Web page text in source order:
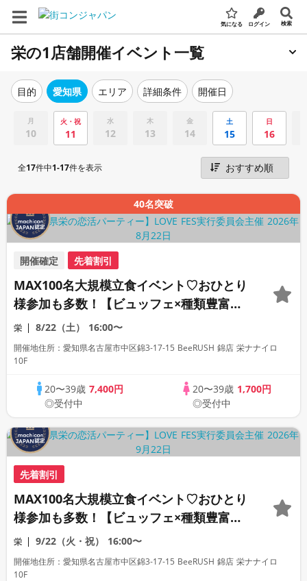
気になる ログイン 検索
栄の1店舗開催イベント一覧
目的 愛知県 エリア 詳細条件 開催日
月
10
火・祝
11
水
12
木
13
金
14
土
15
日
16
全17件中1-17件を表示
40名突破
開催確定 先着割引
MAX100名大規模立食イベント♡おひとり
様参加も多数！【ビュッフェ×種類豊富な
フリードリンク♪】【大人の広々ダイニン
グバー貸切】～LOVE FES NAGOYA～
栄 8/22（土） 16:00〜
開催地住所：愛知県名古屋市中区錦3‑17‑15 BeeRUSH 錦店 栄ナナイロ
10F
20〜39歳7,400円
◎受付中
20〜39歳 1,700円
◎受付中
先着割引
MAX100名大規模立食イベント♡おひとり
様参加も多数！【ビュッフェ×種類豊富な
フリードリンク♪】【大人の広々ダイニン
グバー貸切】～LOVE FES NAGOYA～
栄 9/22（火・祝） 16:00〜
開催地住所：愛知県名古屋市中区錦3‑17‑15 BeeRUSH 錦店 栄ナナイロ
10F